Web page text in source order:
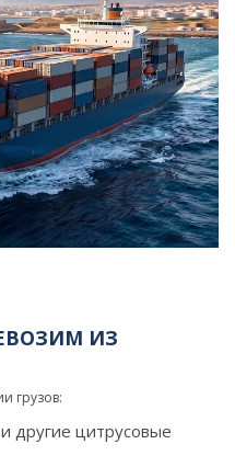
ИЗ
грузов:
другие цитрусовые